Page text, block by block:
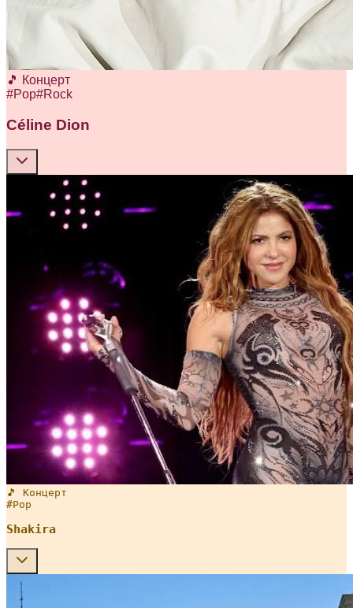
🎵 Концерт
#Pop#Rock
Céline Dion
🎵 Концерт
#Pop
Shakira